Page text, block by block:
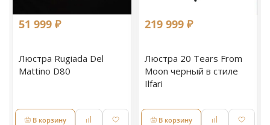
51 999 ₽
Люстра Rugiada Del
Mattino D80
В корзину
219 999 ₽
Люстра 20 Tears From
Moon черный в стиле
Ilfari
В корзину